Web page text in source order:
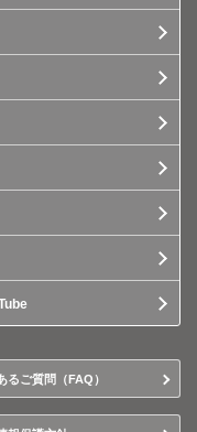
るご質問（FAQ）